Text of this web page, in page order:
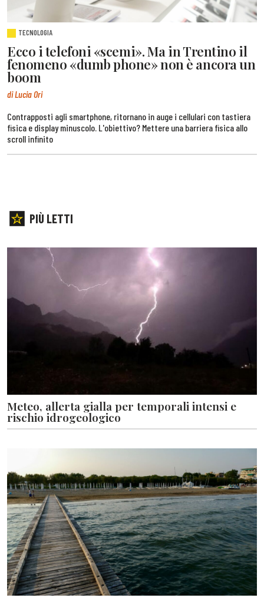
TECNOLOGIA
Ecco i telefoni «scemi». Ma in Trentino il
fenomeno «dumb phone» non è ancora un
boom
di Lucia Ori
Contrapposti agli smartphone, ritornano in auge i cellulari con tastiera
fisica e display minuscolo. L'obiettivo? Mettere una barriera fisica allo
scroll infinito
PIÙ LETTI
Meteo, allerta gialla per temporali intensi e
rischio idrogeologico